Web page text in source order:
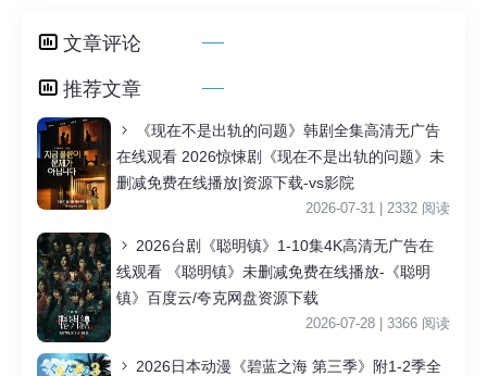
文章评论
推荐文章
《现在不是出轨的问题》韩剧全集高清无广告
在线观看 2026惊悚剧《现在不是出轨的问题》未
删减免费在线播放|资源下载-vs影院
2026-07-31 | 2332 阅读
2026台剧《聪明镇》1-10集4K高清无广告在
线观看 《聪明镇》未删减免费在线播放-《聪明
镇》百度云/夸克网盘资源下载
2026-07-28 | 3366 阅读
2026日本动漫《碧蓝之海 第三季》附1-2季全